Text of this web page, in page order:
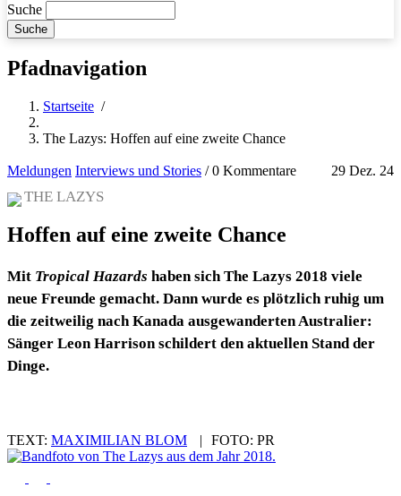
Suche
Pfadnavigation
Startseite /
The Lazys: Hoffen auf eine zweite Chance
Meldungen Interviews und Stories 29 Dez. 24
/0 Kommentare
THE LAZYS
Hoffen auf eine zweite Chance
Mit Tropical Hazards haben sich The Lazys 2018 viele
neue Freunde gemacht. Dann wurde es plötzlich ruhig um
die zeitweilig nach Kanada ausgewanderten Australier:
Sänger Leon Harrison schildert den aktuellen Stand der
Dinge.
TEXT: MAXIMILIAN BLOM | FOTO: PR